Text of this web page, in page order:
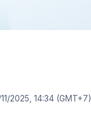
2025, 14:34 (GMT+7)